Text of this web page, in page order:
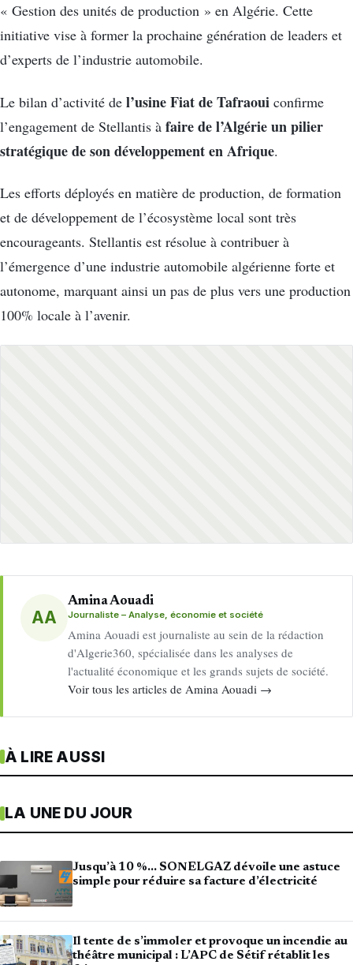
« Gestion des unités de production » en Algérie. Cette
initiative vise à former la prochaine génération de leaders et
d’experts de l’industrie automobile.
Le bilan d’activité de l’usine Fiat de Tafraoui confirme
l’engagement de Stellantis à faire de l’Algérie un pilier
stratégique de son développement en Afrique.
Les efforts déployés en matière de production, de formation
et de développement de l’écosystème local sont très
encourageants. Stellantis est résolue à contribuer à
l’émergence d’une industrie automobile algérienne forte et
autonome, marquant ainsi un pas de plus vers une production
100% locale à l’avenir.
AA
Amina Aouadi
Journaliste – Analyse, économie et société
Amina Aouadi est journaliste au sein de la rédaction
d'Algerie360, spécialisée dans les analyses de
l'actualité économique et les grands sujets de société.
Voir tous les articles de Amina Aouadi →
À LIRE AUSSI
LA UNE DU JOUR
Jusqu’à 10 %… SONELGAZ dévoile une astuce
simple pour réduire sa facture d’électricité
Il tente de s’immoler et provoque un incendie au
théâtre municipal : L’APC de Sétif rétablit les